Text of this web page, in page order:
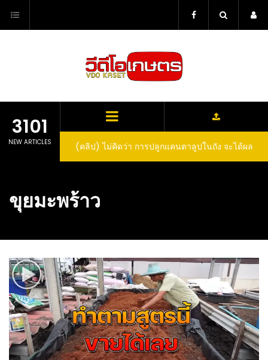
content
3101
NEW ARTICLES
(คลิป) ไม่คิดว่า การปลูกแคนตาลูปในถัง จะได้ผล
ลูกโตและหวานขนาดนี้ I didn’t expect that
(คลิป) วิธีทำไวน์สับปะรด Pineapple Wine
ขุยมะพร้าว